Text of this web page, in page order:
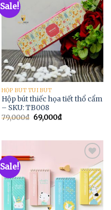
Sale!
Add to
Wishlist
HỘP BÚT TÚI BÚT
Hộp bút thiếc họa tiết thổ cẩm
– SKU: TB008
79,000₫ 69,000₫
Sale!
Add to
Wishlist